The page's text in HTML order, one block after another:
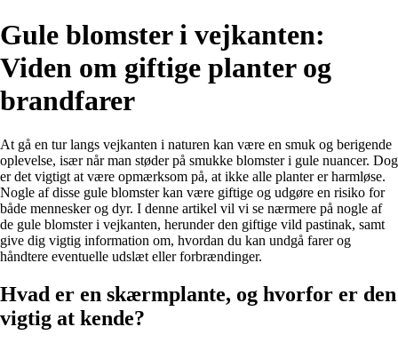
Gule blomster i vejkanten:
Viden om giftige planter og
brandfarer
At gå en tur langs vejkanten i naturen kan være en smuk og berigende
oplevelse, især når man støder på smukke blomster i gule nuancer. Dog
er det vigtigt at være opmærksom på, at ikke alle planter er harmløse.
Nogle af disse gule blomster kan være giftige og udgøre en risiko for
både mennesker og dyr. I denne artikel vil vi se nærmere på nogle af
de gule blomster i vejkanten, herunder den giftige vild pastinak, samt
give dig vigtig information om, hvordan du kan undgå farer og
håndtere eventuelle udslæt eller forbrændinger.
Hvad er en skærmplante, og hvorfor er den
vigtig at kende?